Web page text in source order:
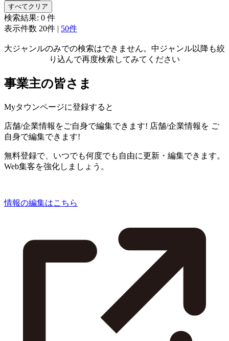
すべてクリア
検索結果: 0 件
表示件数 20件 | 50件
大ジャンルのみでの検索はできません。中ジャンル以降も絞
り込んで再度検索してみてください
事業主の皆さま
Myタウンページに登録すると
店舗/企業情報をご自身で編集できます! 店舗/企業情報を ご
自身で編集できます!
無料登録で、いつでも何度でも自由に更新・編集できます。
Web集客を強化しましょう。
情報の編集はこちら